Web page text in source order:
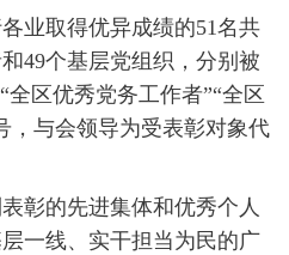
取得优异成绩的51名共
49个基层党组织，分别被
区优秀党务工作者”“全区
，与会领导为受表彰对象代
的先进集体和优秀个人
一线、实干担当为民的广